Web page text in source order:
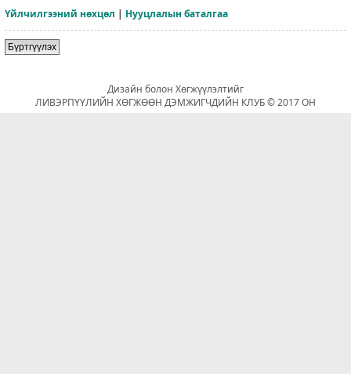
Үйлчилгээний нөхцөл | Нууцлалын баталгаа
Бүртгүүлэх
Дизайн болон Хөгжүүлэлтийг
ЛИВЭРПҮҮЛИЙН ХӨГЖӨӨН ДЭМЖИГЧДИЙН КЛУБ © 2017 ОН